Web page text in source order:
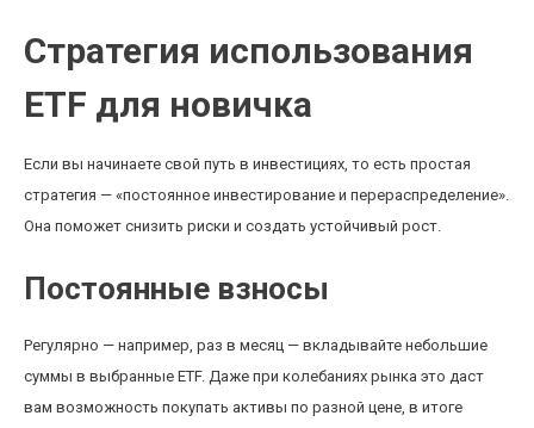
Стратегия использования
ETF для новичка
Если вы начинаете свой путь в инвестициях, то есть простая
стратегия — «постоянное инвестирование и перераспределение».
Она поможет снизить риски и создать устойчивый рост.
Постоянные взносы
Регулярно — например, раз в месяц — вкладывайте небольшие
суммы в выбранные ETF. Даже при колебаниях рынка это даст
вам возможность покупать активы по разной цене, в итоге